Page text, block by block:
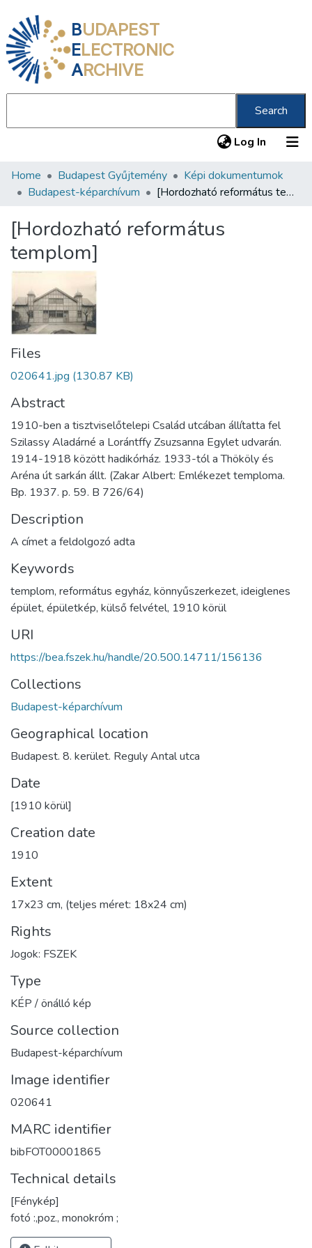
BUDAPEST
ELECTRONIC
ARCHIVE
Search
Log In (current)
Communities & Collections
Statistics
About us
Home Budapest Gyűjtemény
Képi dokumentumok
Budapest-képarchívum
[Hordozható református templom]
[Hordozható református
templom]
Files
020641.jpg (130.87 KB)
Abstract
1910-ben a tisztviselőtelepi Család utcában állítatta fel
Szilassy Aladárné a Lorántffy Zsuzsanna Egylet udvarán.
1914-1918 között hadikórház. 1933-tól a Thököly és
Aréna út sarkán állt. (Zakar Albert: Emlékezet temploma.
Bp. 1937. p. 59. B 726/64)
Description
A címet a feldolgozó adta
Keywords
templom, református egyház, könnyűszerkezet, ideiglenes
épület, épületkép, külső felvétel, 1910 körül
URI
https://bea.fszek.hu/handle/20.500.14711/156136
Collections
Budapest-képarchívum
Geographical location
Budapest. 8. kerület. Reguly Antal utca
Date
[1910 körül]
Creation date
1910
Extent
17x23 cm, (teljes méret: 18x24 cm)
Rights
Jogok: FSZEK
Type
KÉP / önálló kép
Source collection
Budapest-képarchívum
Image identifier
020641
MARC identifier
bibFOT00001865
Technical details
[Fénykép]
fotó :,poz., monokróm ;